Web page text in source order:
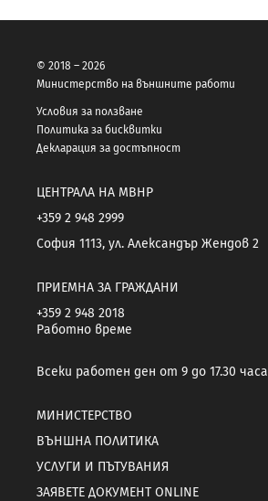
© 2018 – 2026
Министерство на външните работи
Условия за ползване
Политика за бисквитки
Декларация за достъпност
ЦЕНТРАЛА НА МВНР
+359 2 948 2999
София 1113, ул. Александър Жендов 2
ПРИЕМНА ЗА ГРАЖДАНИ
+359 2 948 2018
Работно време
Всеки работен ден от 9 до 17.30 часа
МИНИСТЕРСТВО
ВЪНШНА ПОЛИТИКА
УСЛУГИ И ПЪТУВАНИЯ
ЗАЯВЕТЕ ДОКУМЕНТ ONLINE